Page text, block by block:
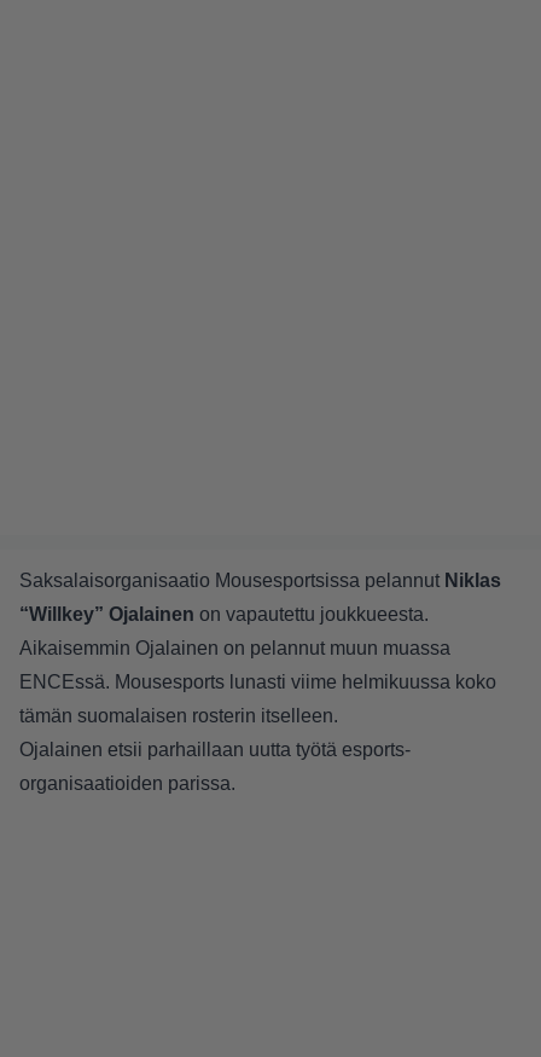
Saksalaisorganisaatio Mousesportsissa pelannut Niklas
“Willkey” Ojalainen on vapautettu joukkueesta.
Aikaisemmin Ojalainen on pelannut muun muassa
ENCEssä. Mousesports lunasti viime helmikuussa koko
tämän suomalaisen rosterin itselleen.
Ojalainen etsii parhaillaan uutta työtä esports-
organisaatioiden parissa.